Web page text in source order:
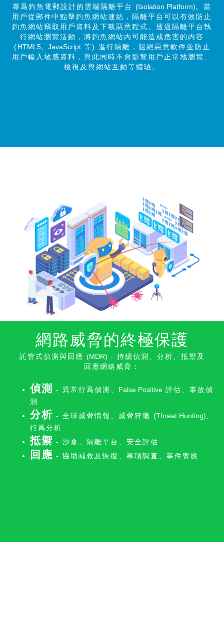
專爲釣魚電郵設計的雲端隔離平台 (Isolation Platform)。當
用戶從郵件中點擊釣魚網站連結，隔離平台可以有效防止
釣魚網站竊取用戶資料及下載惡意程式。透過隔離平台執
行網站瀏覽活動，將釣魚網站內可能造成危害的內容
(HTML5、JavaScript等) 進行隔離，阻絕惡意軟件並防止
用戶輸入敏感資料，與此同時不會影響用戶正常地瀏覽、
檢視及與網站互動等體驗。
網路威脅的終極保護
託管式偵測與回應 (MDR) - 持續偵測、分析、抵禦及
回應網絡威脅：
偵測 - 異常行爲偵測、 False Positive 評估、事故偵
測
分析 - 全球威脅情報、威脅狩獵 (Threat Hunting)
行爲分析
抵禦 - 沙盒、隔離平台、安全評估
回應 - 協助補救及恢復、專項調查、事件響應